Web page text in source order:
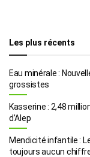
Les plus récents
Eau minérale :
grossistes
Kasserine : 2,48
d’Alep
Mendicité infantile :
toujours aucun